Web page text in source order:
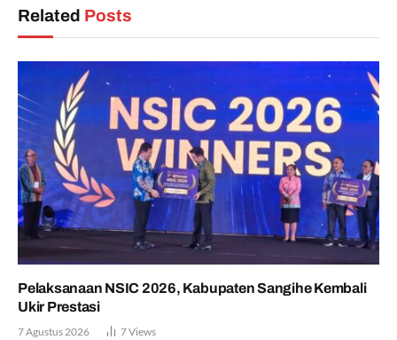
Related Posts
Pelaksanaan NSIC 2026, Kabupaten Sangihe Kembali
Ukir Prestasi
7 Agustus 2026 7Views